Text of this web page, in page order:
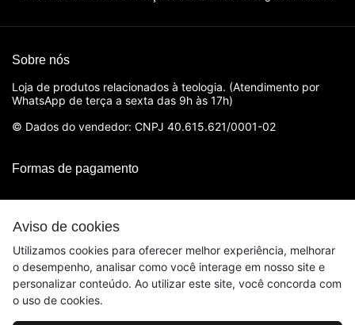
Aviso de cookies
Utilizamos cookies para oferecer melhor experiência, melhorar
o desempenho, analisar como você interage em nosso site e
personalizar conteúdo. Ao utilizar este site, você concorda com
o uso de cookies.
Sobre nós
Loja de produtos relacionados à teologia. (Atendimento por
WhatsApp de terça a sexta das 9h às 17h)
© Dados do vendedor: CNPJ 40.615.621/0001-02
Formas de pagamento